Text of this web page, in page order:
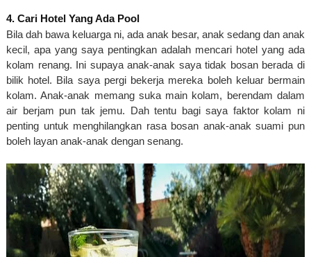
4. Cari Hotel Yang Ada Pool
Bila dah bawa keluarga ni, ada anak besar, anak sedang dan anak
kecil, apa yang saya pentingkan adalah mencari hotel yang ada
kolam renang. Ini supaya anak-anak saya tidak bosan berada di
bilik hotel. Bila saya pergi bekerja mereka boleh keluar bermain
kolam. Anak-anak memang suka main kolam, berendam dalam
air berjam pun tak jemu. Dah tentu bagi saya faktor kolam ni
penting untuk menghilangkan rasa bosan anak-anak suami pun
boleh layan anak-anak dengan senang.